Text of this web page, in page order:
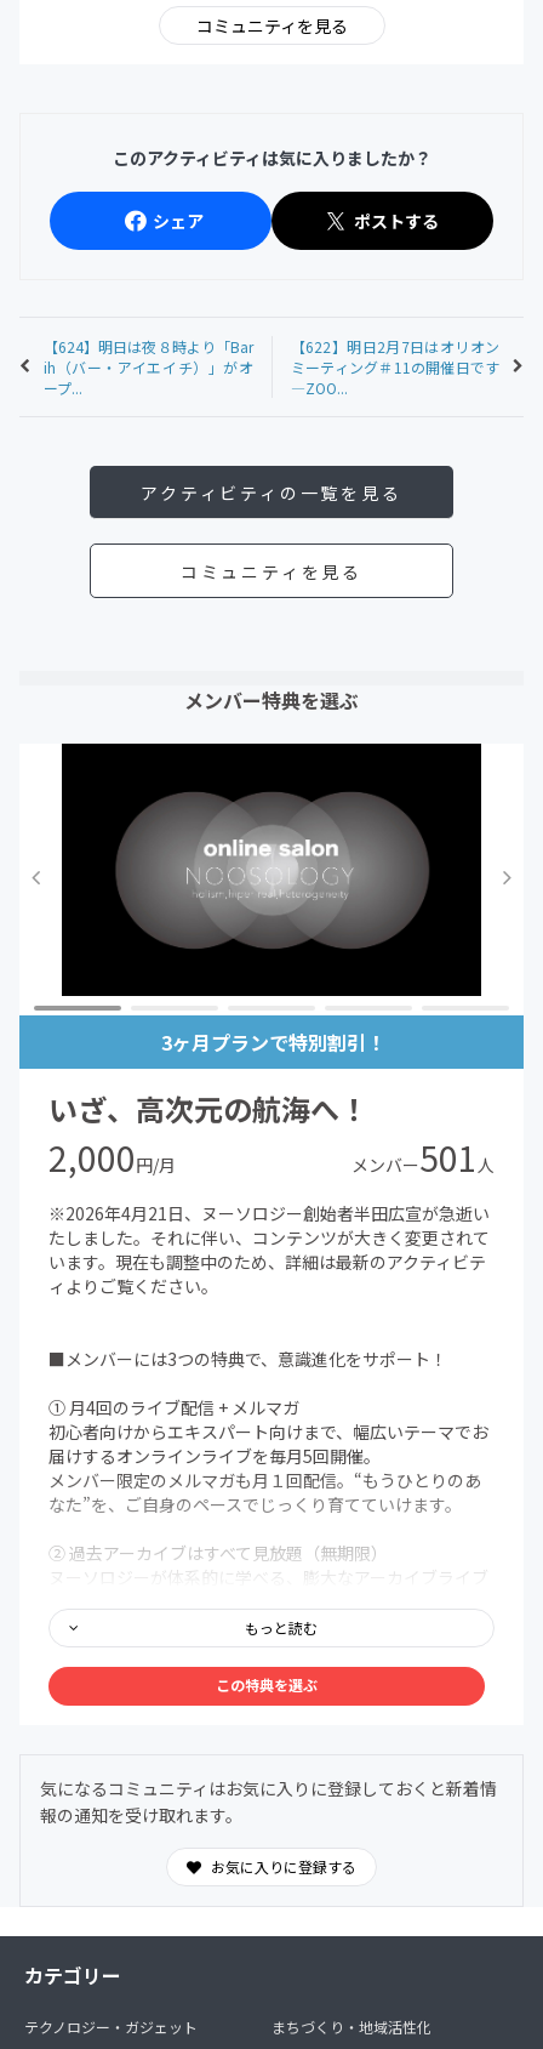
コミュニティを見る
このアクティビティは気に入りましたか？
シェア ポストする
【624】明日は夜８時より「Bar
ih（バー・アイエイチ）」がオ
ープ...
【622】明日2月7日はオリオン
ミーティング＃11の開催日です
—ZOO...
アクティビティの一覧を見る
コミュニティを見る
メンバー特典を選ぶ
3ヶ月プランで特別割引！
いざ、高次元の航海へ！
2,000円/月 メンバー501 人
※2026年4月21日、ヌーソロジー創始者半田広宣が急逝い
たしました。それに伴い、コンテンツが大きく変更されて
います。現在も調整中のため、詳細は最新のアクティビテ
ィよりご覧ください。
■メンバーには3つの特典で、意識進化をサポート！
① 月4回のライブ配信 + メルマガ
初心者向けからエキスパート向けまで、幅広いテーマでお
届けするオンラインライブを毎月5回開催。
メンバー限定のメルマガも月１回配信。“もうひとりのあ
なた”を、ご自身のペースでじっくり育てていけます。
② 過去アーカイブはすべて見放題（無期限）
ヌーソロジーが体系的に学べる、膨大なアーカイブライブ
も、どこでも、自分の好きなタイミングでアクセスできま
す。
③ メンバー限定Discordコミュニティ
わからないことは気軽に質問OK。日常的に気づきや学び
を共有できます。
もっと読む
この特典を選ぶ
気になるコミュニティはお気に入りに登録しておくと新着情
報の通知を受け取れます。
お気に入りに登録する
カテゴリー
テクノロジー・ガジェット
まちづくり・地域活性化